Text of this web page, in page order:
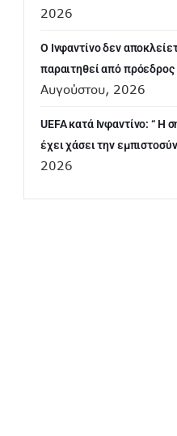
2026
Ο Ινφαντίνο δεν
παραιτηθεί από πρόεδρος
Αυγούστου, 2026
UEFA κατά Ινφαντίνο: “ H
έχει χάσει την
2026